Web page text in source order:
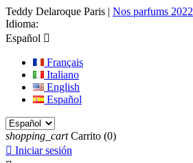
Teddy Delaroque Paris | Nos parfums 2022
Idioma:
Español 
Français
Italiano
English
Español
shopping_cart Carrito (0)
 Iniciar sesión